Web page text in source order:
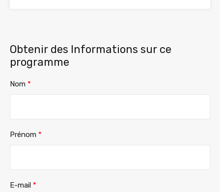
Obtenir des Informations sur ce
programme
Nom *
Prénom *
E-mail *